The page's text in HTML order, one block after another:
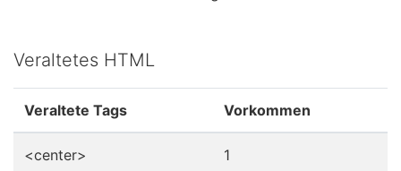
Veraltetes HTML
Veraltete Tags Vorkommen
<center> 1